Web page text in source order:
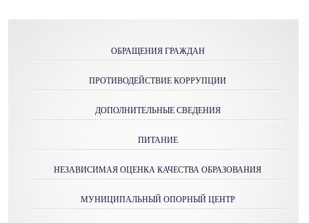
ОБРАЩЕНИЯ ГРАЖДАН
ПРОТИВОДЕЙСТВИЕ КОРРУПЦИИ
ДОПОЛНИТЕЛЬНЫЕ СВЕДЕНИЯ
ПИТАНИЕ
НЕЗАВИСИМАЯ ОЦЕНКА КАЧЕСТВА ОБРАЗОВАНИЯ
МУНИЦИПАЛЬНЫЙ ОПОРНЫЙ ЦЕНТР